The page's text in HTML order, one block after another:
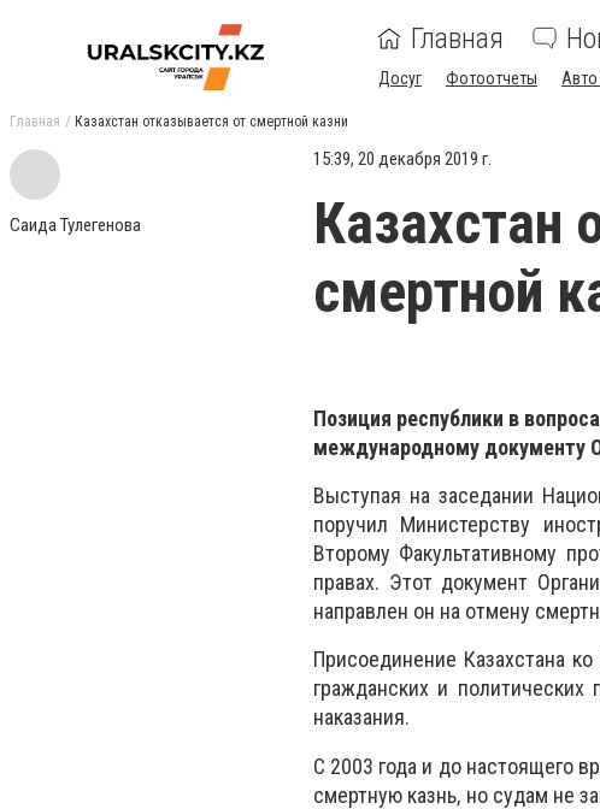
Главная
Досуг Фотоотчеты
Главная Казахстан отказывается от смертной казни
Саида Тулегенова
15:39, 20 декабря 2019 г.
Казахстан
смертной
Позиция республики в
международному документу
Выступая на заседании
поручил Министерству
Второму Факультативному
правах. Этот документ
направлен он на отмену
Присоединение Казахстана
гражданских и
наказания.
С 2003 года и до настоящего
смертную казнь, но судам не